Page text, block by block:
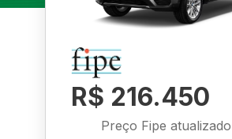
R$ 216.450
Preço Fipe